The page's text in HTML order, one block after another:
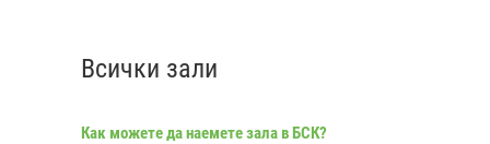
Всички зали
Как можете да наемете зала в БСК?